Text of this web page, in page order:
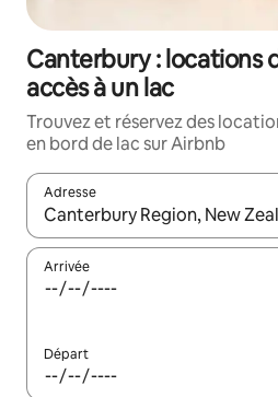
Canterbury : locations
accès à un lac
Trouvez et réservez des
en bord de lac sur Airbnb
Adresse
Lorsque les résultats s'affichent,
Arrivée
Départ